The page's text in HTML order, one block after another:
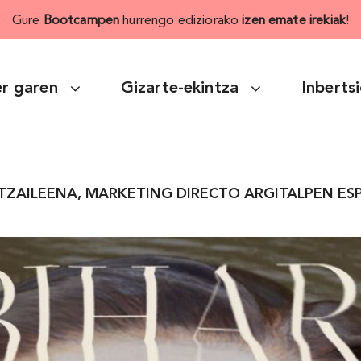
Gure Bootcampen hurrengo ediziorakoizen emate irekiak!
garen Gizarte-ekintza
MARKETING DIRECTO ARGITALPEN